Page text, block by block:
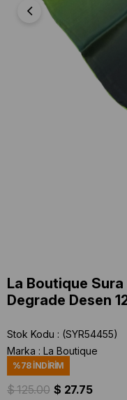
La Boutique
Degrade Desen
Stok Kodu
(SYR54455)
Marka : La Boutique
%78İNDIRIM
$ 125.00 $ 27.75